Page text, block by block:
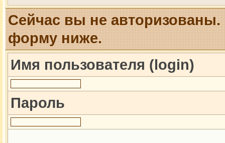
Сейчас вы не авторизованы.
форму ниже.
Имя пользователя (login)
Пароль